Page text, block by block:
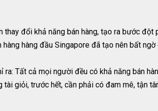
thay đổi khả năng bán hàng, tạo ra bước
hàng đầu Singapore đã tạo nên bất ngờ
ra: Tất cả mọi người đều có khả năng bán
tài giỏi, trước hết, cần phải có đam mê, tận